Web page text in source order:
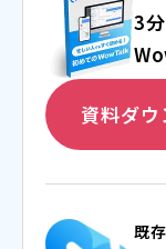
3
資料ダウ
既